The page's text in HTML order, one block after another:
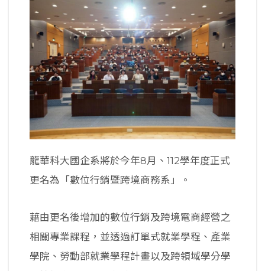
龍華科大國企系將於今年8月、112學年度正式
更名為「數位行銷暨跨境商務系」。
藉由更名後增加的數位行銷及跨境電商經營之
相關專業課程，並透過訂單式就業學程、產業
學院、勞動部就業學程計畫以及跨領域學分學